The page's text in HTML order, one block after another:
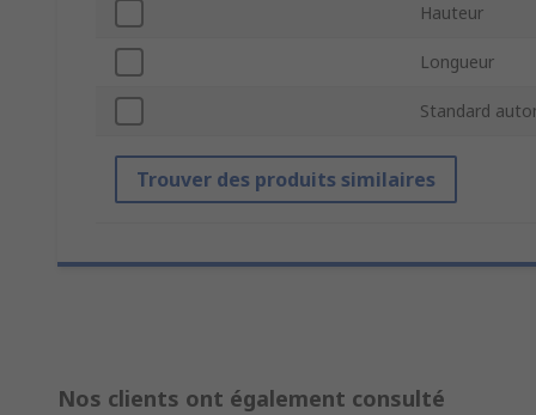
Hauteur
Longueur
Standard
Trouver des produits similaires
Nos clients ont également consulté